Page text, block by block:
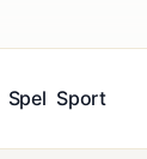
Spel Sport